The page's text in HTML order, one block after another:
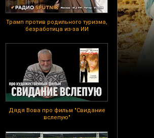
Трамп против родильного туризма,
безработица из-за ИИ
Дядя Вова про фильм "Свидание
вслепую"